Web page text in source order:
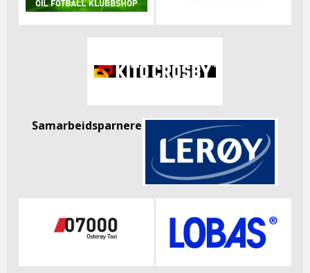
Samarbeidsparnere